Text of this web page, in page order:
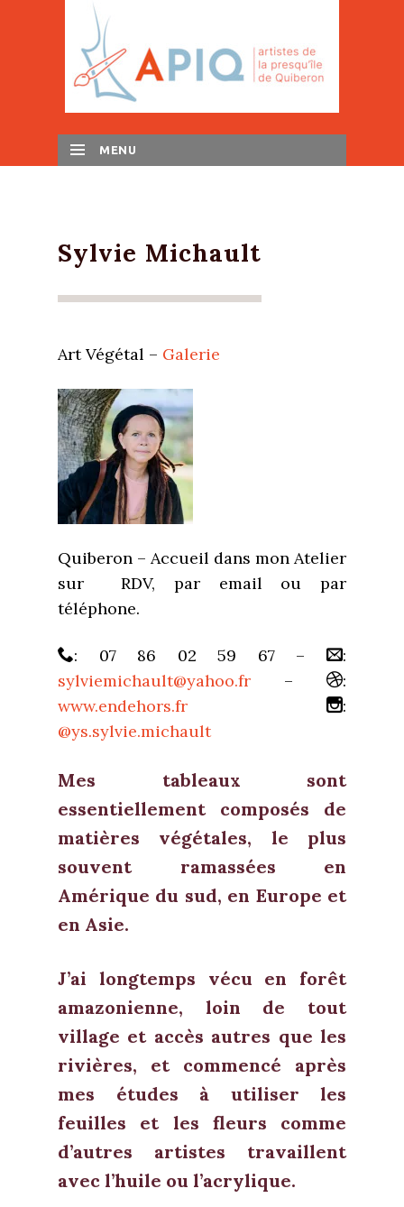
MENU
Sylvie Michault
Art Végétal – Galerie
Quiberon – Accueil dans mon Atelier
sur RDV, par email ou par
téléphone.
: 07 86 02 59 67 –
:
sylviemichault@yahoo.fr –
:
www.endehors.fr
:
@ys.sylvie.michault
Mes tableaux sont
essentiellement composés de
matières végétales, le plus
souvent ramassées en
Amérique du sud, en Europe et
en Asie.
J’ai longtemps vécu en forêt
amazonienne, loin de tout
village et accès autres que les
rivières, et commencé après
mes études à utiliser les
feuilles et les fleurs comme
d’autres artistes travaillent
avec l’huile ou l’acrylique.